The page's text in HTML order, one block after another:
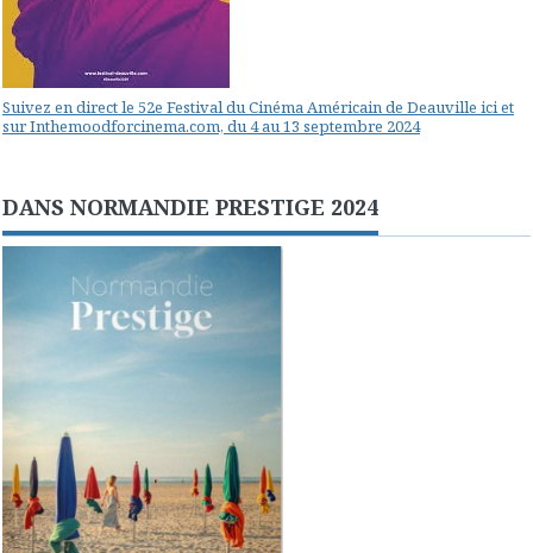
Suivez en direct le 52e Festival du Cinéma Américain de Deauville ici et
sur Inthemoodforcinema.com, du 4 au 13 septembre 2024
DANS NORMANDIE PRESTIGE 2024